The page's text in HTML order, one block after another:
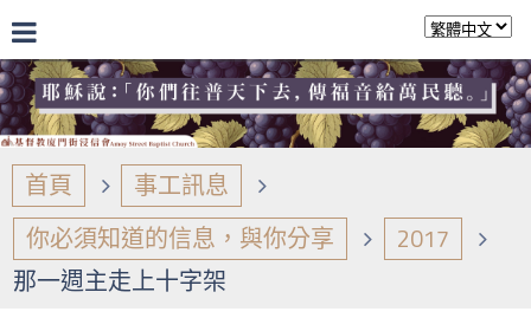
首頁
事工訊息
你必須知道的信息，與你分享
2017
那一週主走上十字架